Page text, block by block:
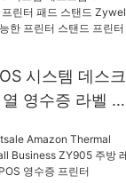
시스템 데스크
영수증 라벨 프
능한 프린터 스
스탠드